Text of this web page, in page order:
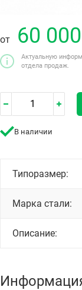
от 60 000
Актуальную
отдела продаж.
В наличии
Типоразмер:
Марка стали:
Описание: